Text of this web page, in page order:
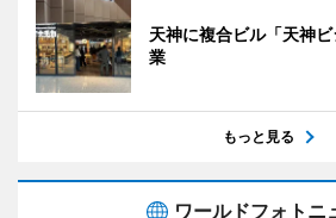
天神に複合ビル「天神
業
もっと見る
ワールドフォトニ